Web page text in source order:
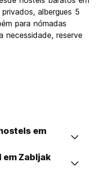
albergues 5
para nómadas
necessidade, reserve
em
em Zabljak